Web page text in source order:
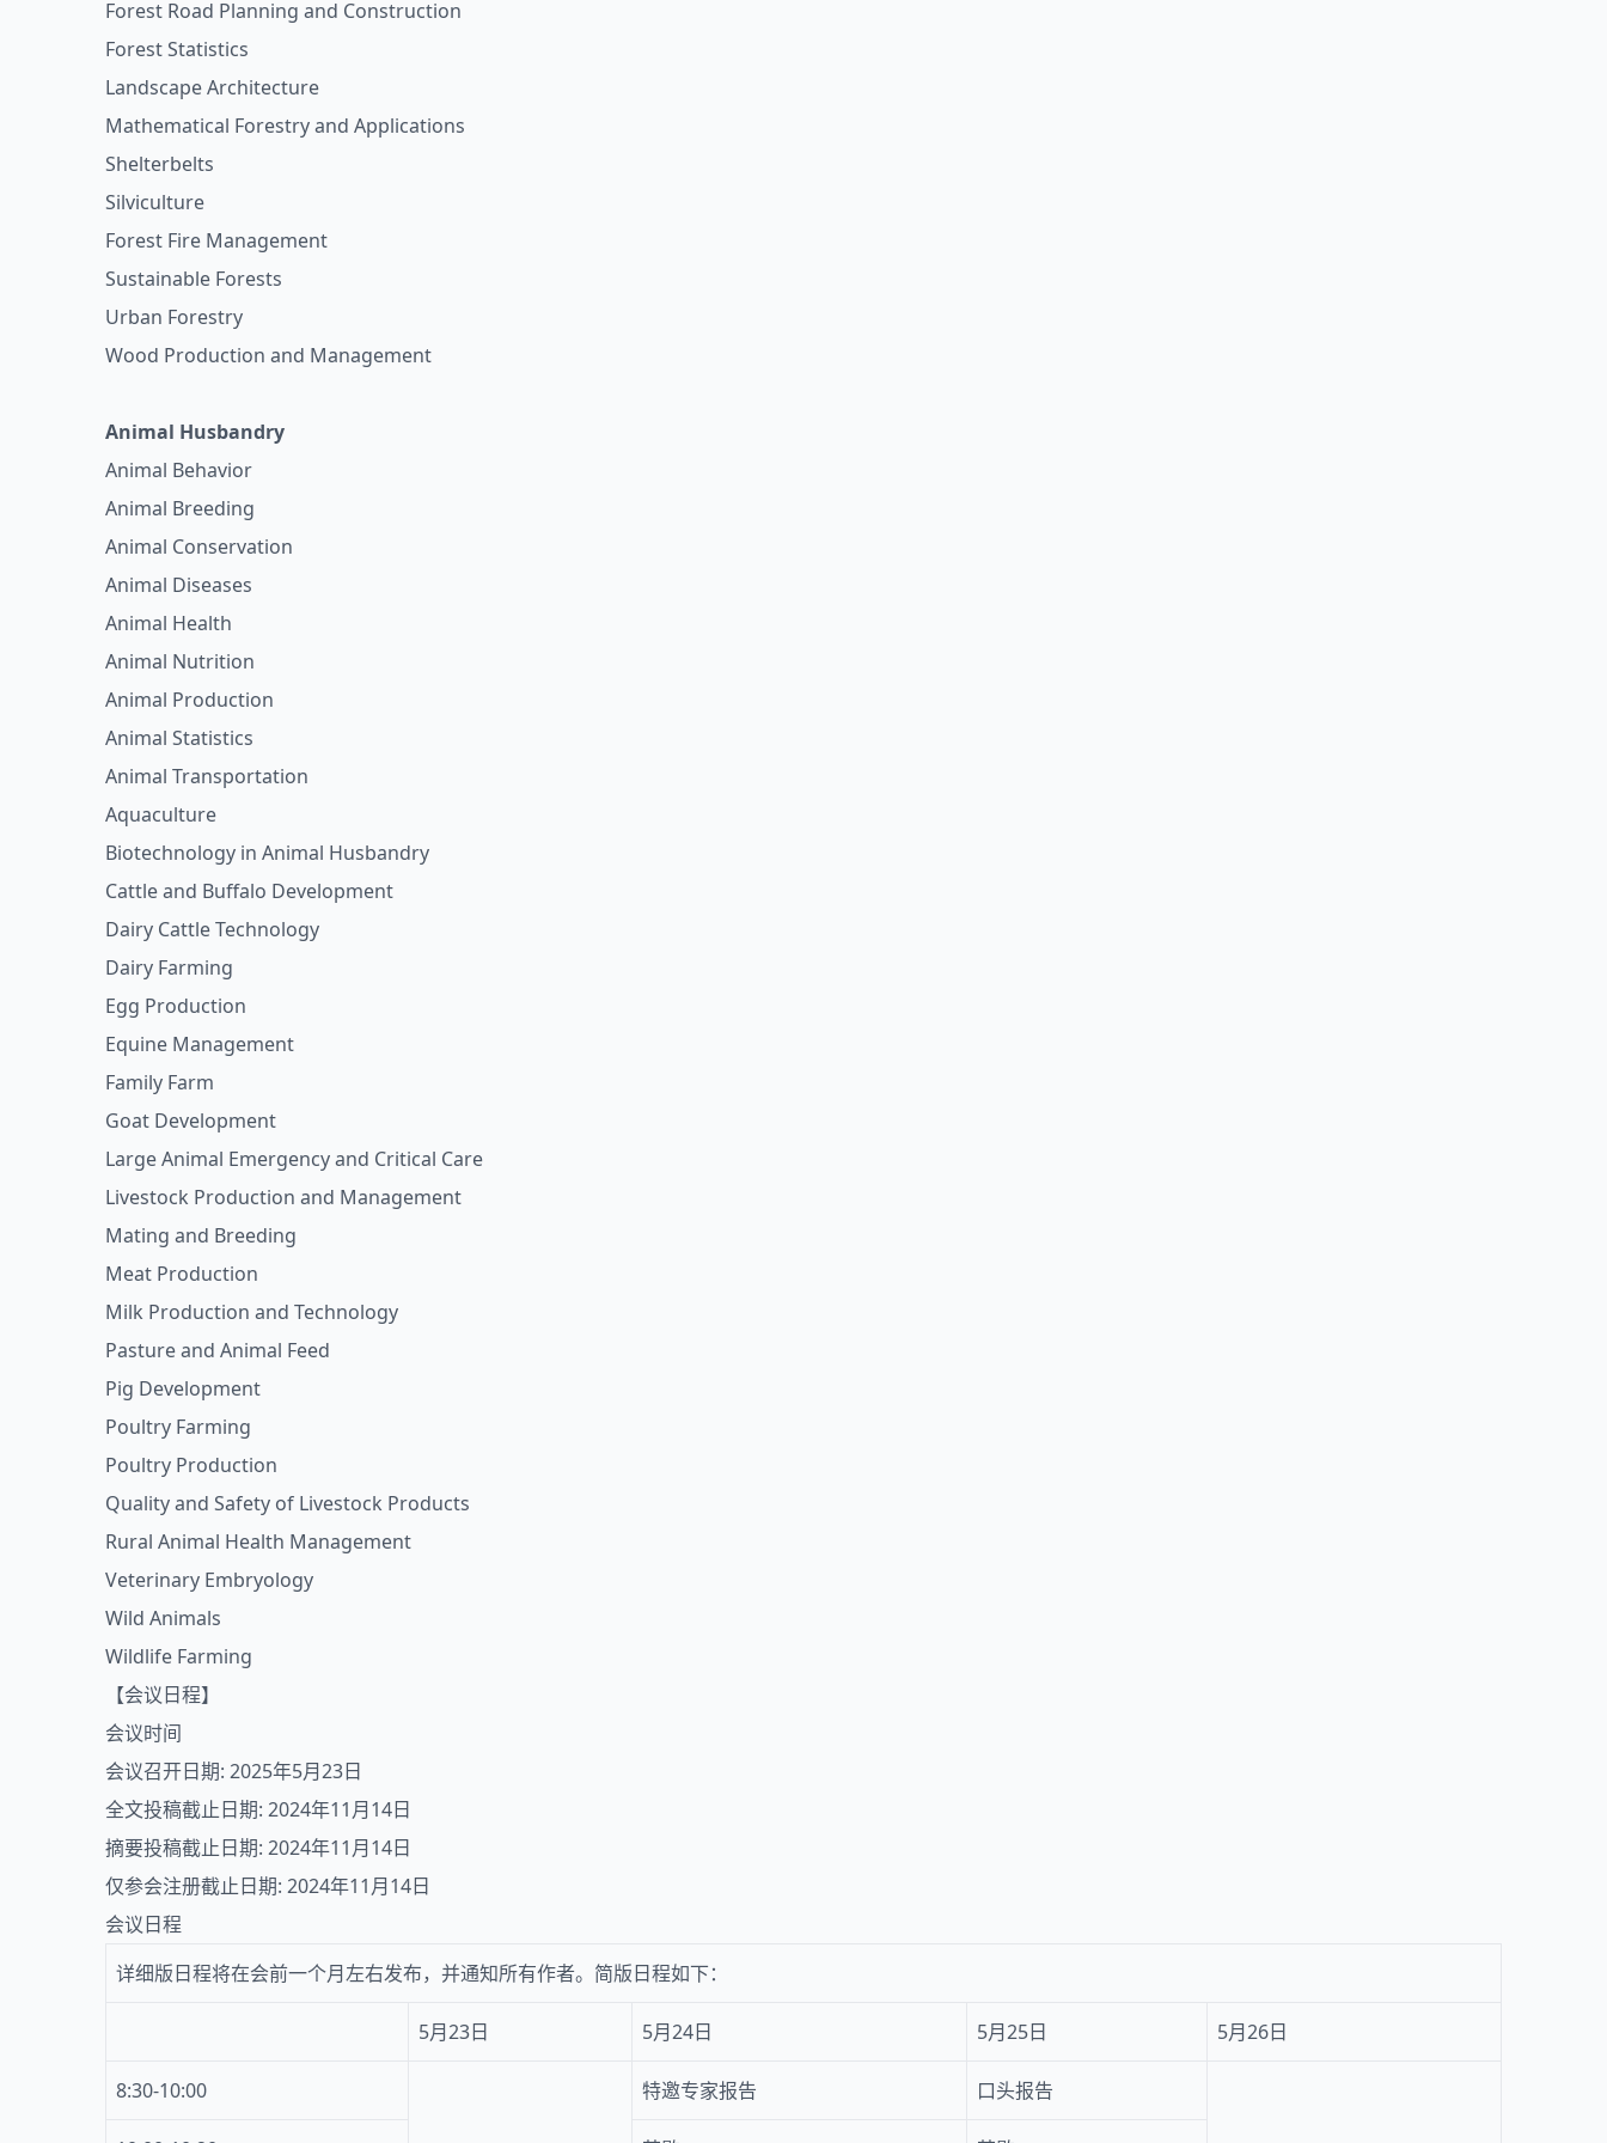
Forest Road Planning and Construction
Forest Statistics
Landscape Architecture
Mathematical Forestry and Applications
Shelterbelts
Silviculture
Forest Fire Management
Sustainable Forests
Urban Forestry
Wood Production and Management
Animal Husbandry
Animal Behavior
Animal Breeding
Animal Conservation
Animal Diseases
Animal Health
Animal Nutrition
Animal Production
Animal Statistics
Animal Transportation
Aquaculture
Biotechnology in Animal Husbandry
Cattle and Buffalo Development
Dairy Cattle Technology
Dairy Farming
Egg Production
Equine Management
Family Farm
Goat Development
Large Animal Emergency and Critical Care
Livestock Production and Management
Mating and Breeding
Meat Production
Milk Production and Technology
Pasture and Animal Feed
Pig Development
Poultry Farming
Poultry Production
Quality and Safety of Livestock Products
Rural Animal Health Management
Veterinary Embryology
Wild Animals
Wildlife Farming
【会议日程】
会议时间
会议召开日期: 2025年5月23日
全文投稿截止日期: 2024年11月14日
摘要投稿截止日期: 2024年11月14日
仅参会注册截止日期: 2024年11月14日
会议日程
详细版日程将在会前一个月左右发布，并通知所有作者。简版日程如下：
5月23日 5月24日 5月25日 5月26日
8:30-10:00 特邀专家报告 口头报告